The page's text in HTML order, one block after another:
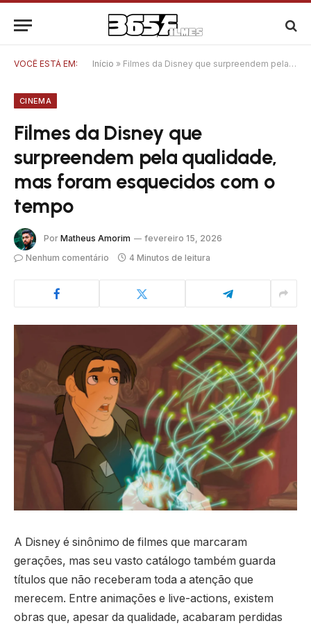
VOCÊ ESTÁ EM: Início » Filmes da Disney que surpreendem pela qualidade, mas foram esquecidos com o tempo
CINEMA
Filmes da Disney que
surpreendem pela qualidade,
mas foram esquecidos com o
tempo
Por Matheus Amorim
fevereiro 15, 2026
Nenhum comentário
4 Minutos de leitura
A Disney é sinônimo de filmes que marcaram
gerações, mas seu vasto catálogo também guarda
títulos que não receberam toda a atenção que
merecem. Entre animações e live-actions, existem
obras que, apesar da qualidade, acabaram perdidas